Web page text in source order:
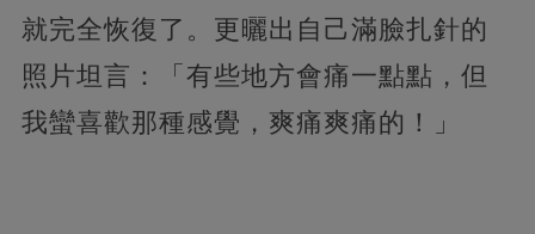
就完全恢復了。更曬出自己滿臉扎針的
照片坦言：「有些地方會痛一點點，但
我蠻喜歡那種感覺，爽痛爽痛的！」